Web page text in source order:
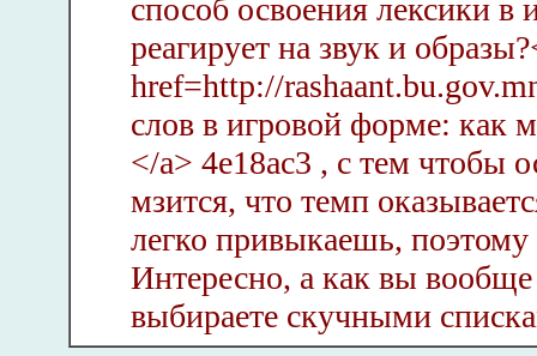
способ освоения лексики
реагирует на звук и
href=http://
слов в игровой форме: как
</a> 4e18ac3 , с тем чтобы
мзится, что темп
легко привыкаешь, поэтому
Интересно, а как вы
выбираете скучными